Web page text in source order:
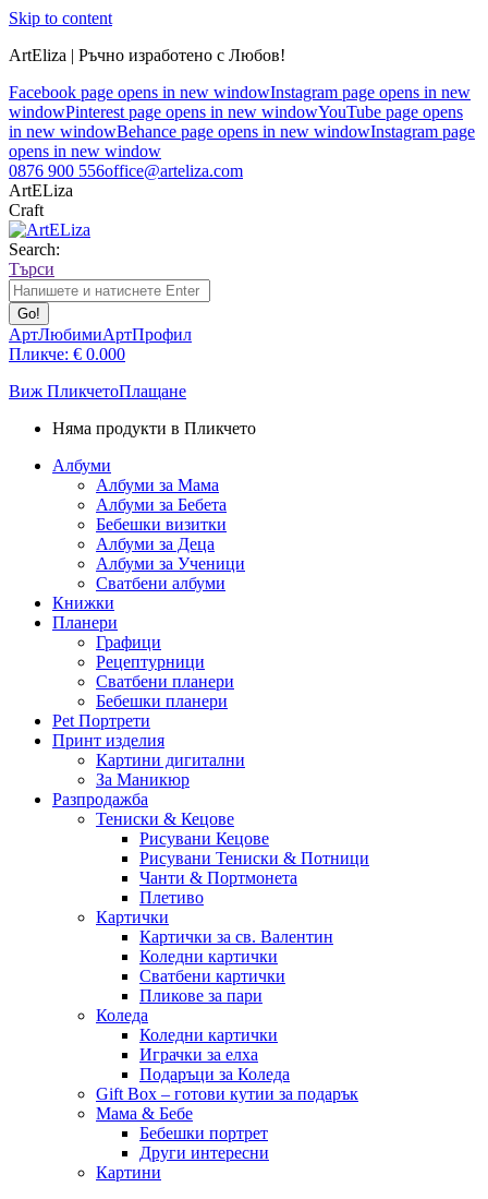
Skip to content
ArtEliza | Ръчно изработено с Любов!
Facebook page opens in new windowInstagram page opens in new
windowPinterest page opens in new windowYouTube page opens
in new windowBehance page opens in new windowInstagram page
opens in new window
0876 900 556office@arteliza.com
ArtELiza
Craft
Search:
Търси
АртЛюбимиАртПрофил
Пликче: € 0.000
Виж ПликчетоПлащане
Няма продукти в Пликчето
Албуми
Албуми за Мама
Албуми за Бебета
Бебешки визитки
Албуми за Деца
Албуми за Ученици
Сватбени албуми
Книжки
Планери
Графици
Рецептурници
Сватбени планери
Бебешки планери
Pet Портрети
Принт изделия
Картини дигитални
За Маникюр
Разпродажба
Тениски & Кецове
Рисувани Кецове
Рисувани Тениски & Потници
Чанти & Портмонета
Плетиво
Картички
Картички за св. Валентин
Коледни картички
Сватбени картички
Пликове за пари
Коледа
Коледни картички
Играчки за елха
Подаръци за Коледа
Gift Box – готови кутии за подарък
Мама & Бебе
Бебешки портрет
Други интересни
Картини